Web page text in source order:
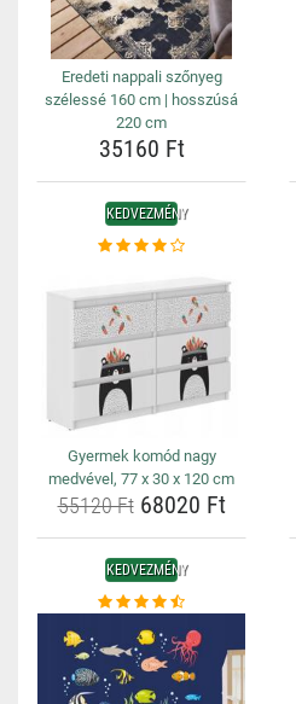
Eredeti nappali szőnyeg
szélessé 160 cm | hosszúsá
220 cm
35160 Ft
KEDVEZMÉNY
Gyermek komód nagy
medvével, 77 x 30 x 120 cm
55120 Ft68020 Ft
KEDVEZMÉNY